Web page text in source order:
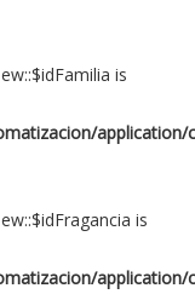
is
application/
is
application/